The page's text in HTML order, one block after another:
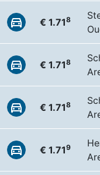
€ 1.718
€ 1.718
€ 1.718
€ 1.719